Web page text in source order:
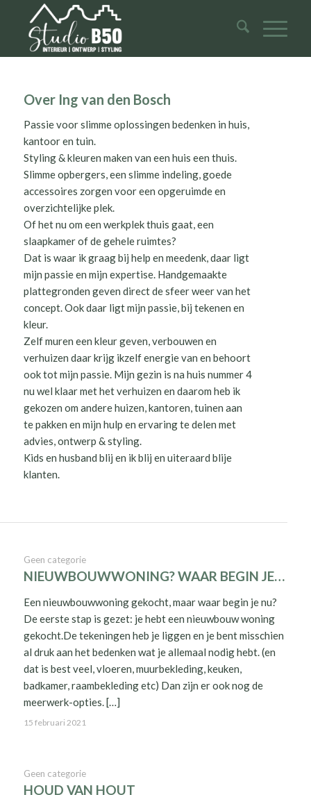
Over Ing van den Bosch
Passie voor slimme oplossingen bedenken in huis,
kantoor en tuin.
Styling & kleuren maken van een huis een thuis.
Slimme opbergers, een slimme indeling, goede
accessoires zorgen voor een opgeruimde en
overzichtelijke plek.
Of het nu om een werkplek thuis gaat, een
slaapkamer of de gehele ruimtes?
Dat is waar ik graag bij help en meedenk, daar ligt
mijn passie en mijn expertise. Handgemaakte
plattegronden geven direct de sfeer weer van het
concept. Ook daar ligt mijn passie, bij tekenen en
kleur.
Zelf muren een kleur geven, verbouwen en
verhuizen daar krijg ikzelf energie van en behoort
ook tot mijn passie. Mijn gezin is na huis nummer 4
nu wel klaar met het verhuizen en daarom heb ik
gekozen om andere huizen, kantoren, tuinen aan
te pakken en mijn hulp en ervaring te delen met
advies, ontwerp & styling.
Kids en husband blij en ik blij en uiteraard blije
klanten.
Geen categorie
NIEUWBOUWWONING? WAAR BEGIN JE…
Een nieuwbouwwoning gekocht, maar waar begin je nu?
De eerste stap is gezet: je hebt een nieuwbouw woning
gekocht.De tekeningen heb je liggen en je bent misschien
al druk aan het bedenken wat je allemaal nodig hebt. (en
dat is best veel, vloeren, muurbekleding, keuken,
badkamer, raambekleding etc) Dan zijn er ook nog de
meerwerk-opties. […]
15 februari 2021
Geen categorie
HOUD VAN HOUT